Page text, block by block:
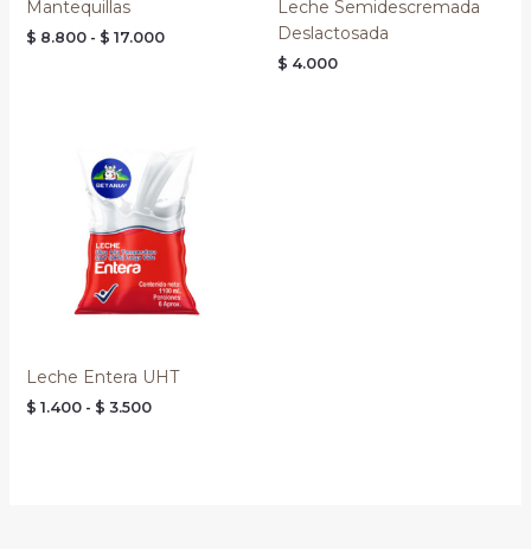
Mantequillas
$ 8.800 - $ 17.000
Leche Semidescremada
Deslactosada
$ 4.000
Leche Entera UHT
$ 1.400 - $ 3.500
precios:
desde
$ 1.400
hasta
$ 3.500